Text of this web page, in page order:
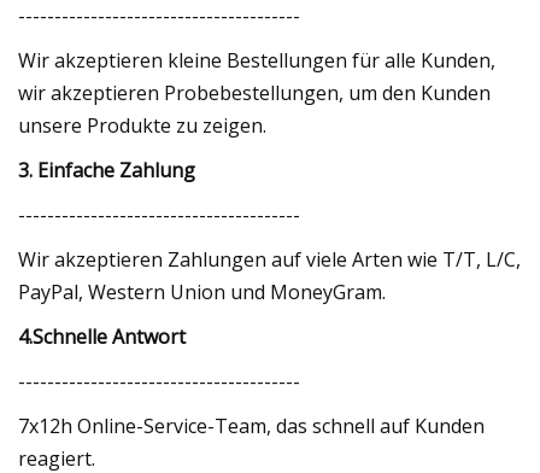
---------------------------------------
Wir akzeptieren kleine Bestellungen für alle Kunden,
wir akzeptieren Probebestellungen, um den Kunden
unsere Produkte zu zeigen.
3. Einfache Zahlung
---------------------------------------
Wir akzeptieren Zahlungen auf viele Arten wie T/T, L/C,
PayPal, Western Union und MoneyGram.
4.Schnelle Antwort
---------------------------------------
7x12h Online-Service-Team, das schnell auf Kunden
reagiert.